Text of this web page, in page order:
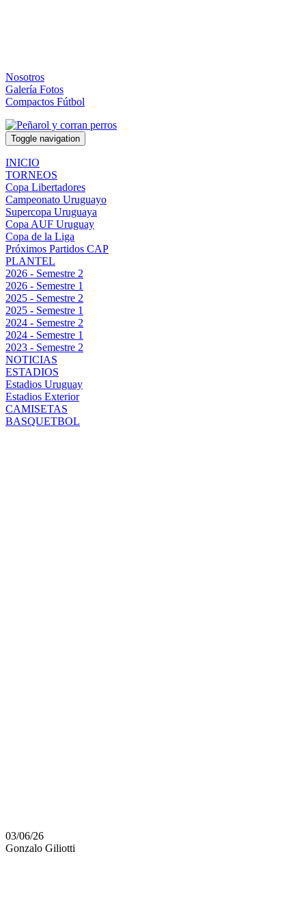
Nosotros
Galería Fotos
Compactos Fútbol
Toggle navigation
INICIO
TORNEOS
Copa Libertadores
Campeonato Uruguayo
Supercopa Uruguaya
Copa AUF Uruguay
Copa de la Liga
Próximos Partidos CAP
PLANTEL
2026 - Semestre 2
2026 - Semestre 1
2025 - Semestre 2
2025 - Semestre 1
2024 - Semestre 2
2024 - Semestre 1
2023 - Semestre 2
NOTICIAS
ESTADIOS
Estadios Uruguay
Estadios Exterior
CAMISETAS
BASQUETBOL
03/06/26
Gonzalo Giliotti